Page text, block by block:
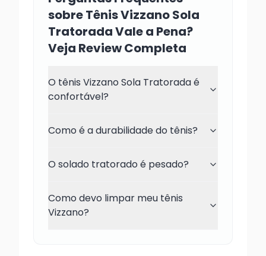
sobre Tênis Vizzano Sola
Tratorada Vale a Pena?
Veja Review Completa
O tênis Vizzano Sola Tratorada é
confortável?
Como é a durabilidade do tênis?
O solado tratorado é pesado?
Como devo limpar meu tênis
Vizzano?